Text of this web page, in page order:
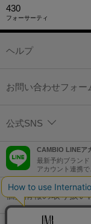
430
フォーサーティ
ヘルプ
お問い合わせフォー
公式SNS
CAMBIO LINEア
最新予約ブランド
アカウント連携
個人情報の取り扱い